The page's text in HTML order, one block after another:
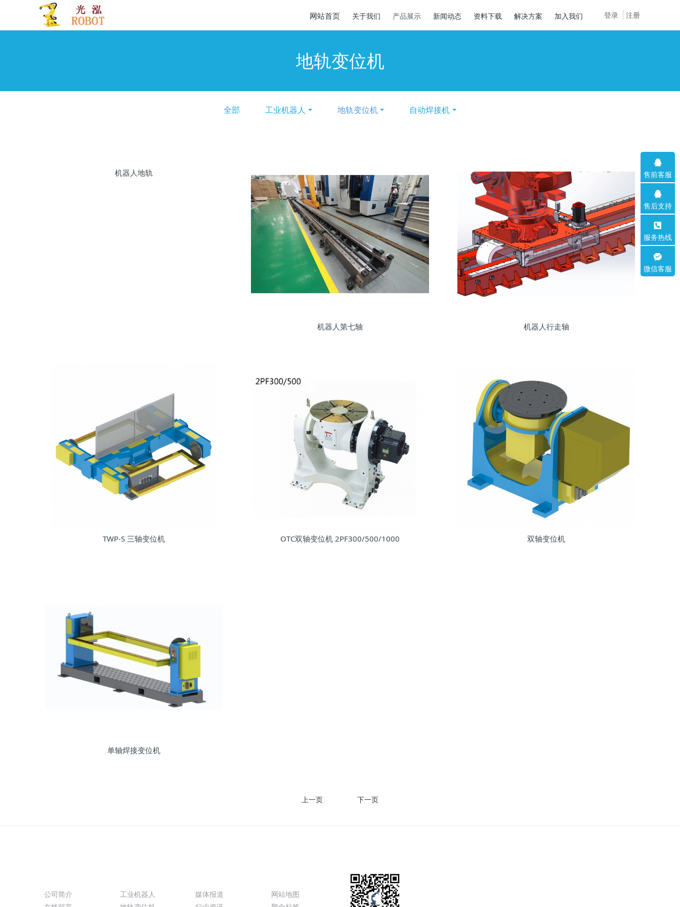
登录 注册
网站首页 关于我们 产品展示 新闻动态 资料下载 解决方案 加入我们
地轨变位机
全部 工业机器人 地轨变位机 自动焊接机
机器人地轨
机器人第七轴 机器人行走轴
TWP-S 三轴变位机 OTC双轴变位机 2PF300/500/1000 双轴变位机
单轴焊接变位机
上一页 下一页
公司简介
工业机器人
媒体报道
网站地图
售前客服
售后支持
服务热线
微信客服